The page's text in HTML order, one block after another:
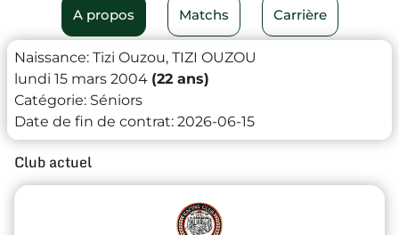
A propos Matchs Carrière
Naissance: Tizi Ouzou, TIZI OUZOU
lundi 15 mars 2004 (22 ans)
Catégorie: Séniors
Date de fin de contrat: 2026-06-15
Club actuel